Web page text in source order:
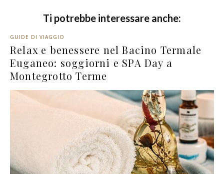
Ti potrebbe interessare anche:
GUIDE DI VIAGGIO
Relax e benessere nel Bacino Termale
Euganeo: soggiorni e SPA Day a
Montegrotto Terme